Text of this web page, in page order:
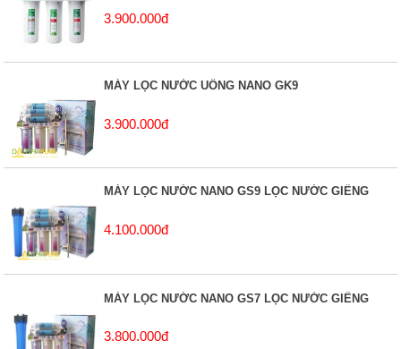
3.900.000đ
MÁY LỌC NƯỚC UỐNG NANO GK9
3.900.000đ
MÁY LỌC NƯỚC NANO GS9 LỌC NƯỚC GIẾNG
4.100.000đ
MÁY LỌC NƯỚC NANO GS7 LỌC NƯỚC GIẾNG
3.800.000đ